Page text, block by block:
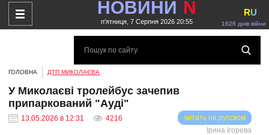
НОВИНИ N
п'ятниця, 7 Серпня 2026 20:55 1626 днів війни
RU
ГОЛОВНА ДТП МИКОЛАЄВА
У Миколаєві тролейбус зачепив
припаркований "Ауді"
13.05.2026 в 12:31 4216
читать на русском
Ірина Ігорева